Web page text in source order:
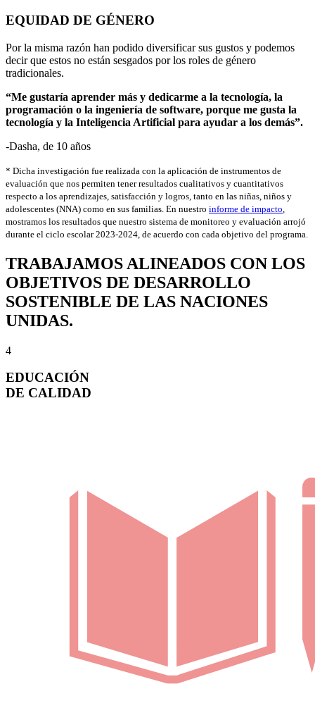
EQUIDAD DE GÉNERO
Por la misma razón han podido diversificar sus gustos y podemos
decir que estos no están sesgados por los roles de género
tradicionales.
“Me gustaría aprender más y dedicarme a la tecnología, la
programación o la ingeniería de software, porque me gusta la
tecnología y la Inteligencia Artificial para ayudar a los demás”.
-Dasha, de 10 años
* Dicha investigación fue realizada con la aplicación de instrumentos de
evaluación que nos permiten tener resultados cualitativos y cuantitativos
respecto a los aprendizajes, satisfacción y logros, tanto en las niñas, niños y
adolescentes (NNA) como en sus familias. En nuestro informe de impacto
mostramos los resultados que nuestro sistema de monitoreo y evaluación arrojó
durante el ciclo escolar 2023-2024, de acuerdo con cada objetivo del programa.
TRABAJAMOS ALINEADOS CON LOS
OBJETIVOS DE DESARROLLO
SOSTENIBLE DE LAS NACIONES
UNIDAS.
4
EDUCACIÓN
DE CALIDAD